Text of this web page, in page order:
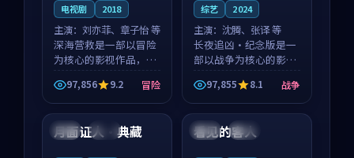
电视剧 2018
主演： 刘亦菲、章子怡 等
深海营救是一部以冒险
为核心的影视作品，围
绕危机、反转与人物成
长展开，整体节奏紧
凑，值得推荐观看。
97,856 9.2 冒险
综艺 2024
主演： 沈腾、张译 等
长夜追凶·纪念版是一
部以战争为核心的影视
作品，围绕危机、反转
与人物成长展开，整体
节奏紧凑，值得推荐观
看。
97,855 8.1 战争
英国 热播
月面证人·典藏 泰国 完结
看见的客人